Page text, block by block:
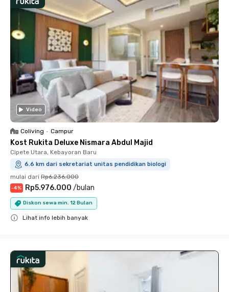
Video
Coliving • Campur
Kost Rukita Deluxe Nismara Abdul Majid
Cipete Utara, Kebayoran Baru
6.6 km dari sekretariat unitas pendidikan biologi
mulai dari Rp6.236.000
-4% Rp5.976.000 /bulan
Diskon sewa min. 12 Bulan
Lihat info lebih banyak